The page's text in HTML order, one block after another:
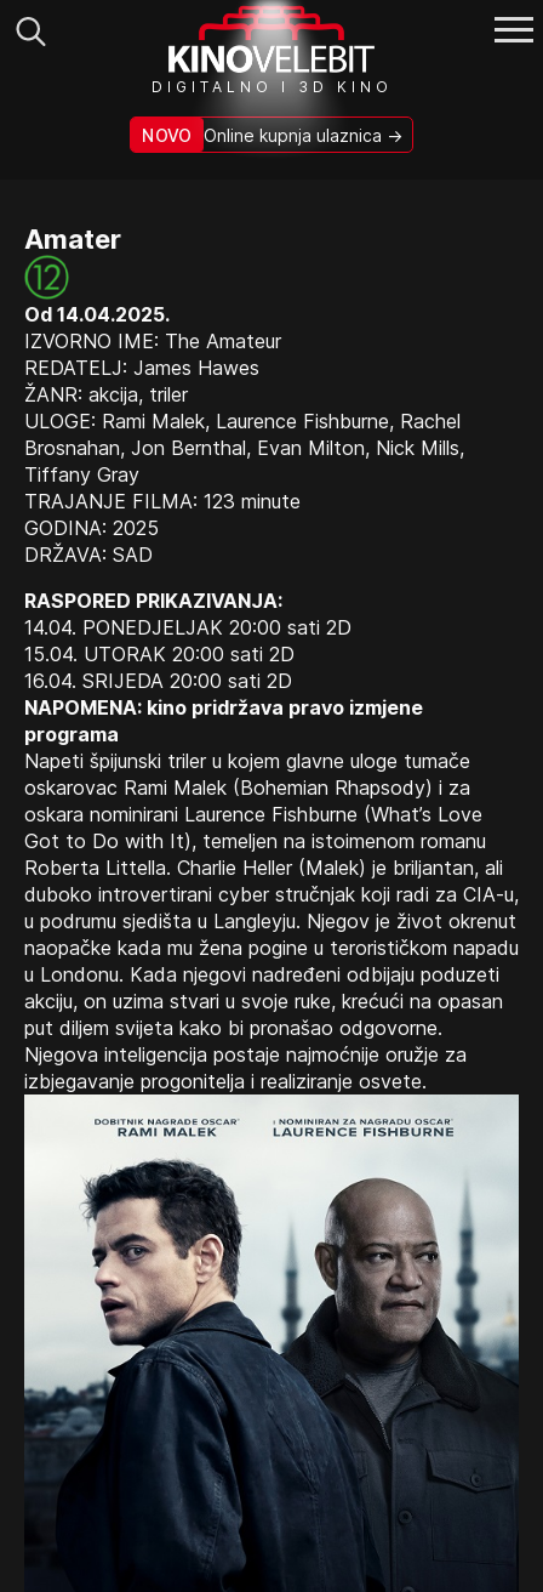
DIGITALNO I 3D KINO
NOVO Online kupnja ulaznica →
Amater
Od 14.04.2025.
IZVORNO IME: The Amateur
REDATELJ: James Hawes
ŽANR: akcija, triler
ULOGE: Rami Malek, Laurence Fishburne, Rachel
Brosnahan, Jon Bernthal, Evan Milton, Nick Mills,
Tiffany Gray
TRAJANJE FILMA: 123 minute
GODINA: 2025
DRŽAVA: SAD
RASPORED PRIKAZIVANJA:
14.04. PONEDJELJAK 20:00 sati 2D
15.04. UTORAK 20:00 sati 2D
16.04. SRIJEDA 20:00 sati 2D
NAPOMENA: kino pridržava pravo izmjene
programa
Napeti špijunski triler u kojem glavne uloge tumače
oskarovac Rami Malek (Bohemian Rhapsody) i za
oskara nominirani Laurence Fishburne (What’s Love
Got to Do with It), temeljen na istoimenom romanu
Roberta Littella. Charlie Heller (Malek) je briljantan, ali
duboko introvertirani cyber stručnjak koji radi za CIA-u,
u podrumu sjedišta u Langleyju. Njegov je život okrenut
naopačke kada mu žena pogine u terorističkom napadu
u Londonu. Kada njegovi nadređeni odbijaju poduzeti
akciju, on uzima stvari u svoje ruke, krećući na opasan
put diljem svijeta kako bi pronašao odgovorne.
Njegova inteligencija postaje najmoćnije oružje za
izbjegavanje progonitelja i realiziranje osvete.